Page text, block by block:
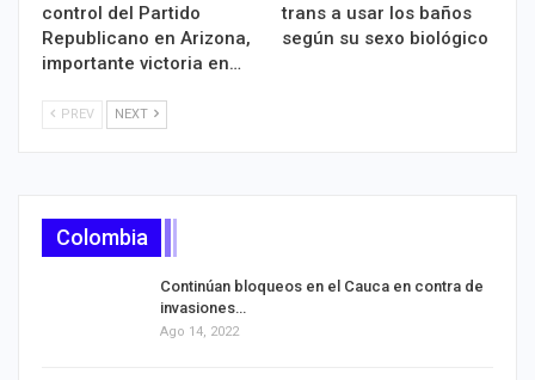
control del Partido
Republicano en Arizona,
importante victoria en…
trans a usar los baños
según su sexo biológico
PREV NEXT
Colombia
Continúan bloqueos en el Cauca en contra de
invasiones…
Ago 14, 2022